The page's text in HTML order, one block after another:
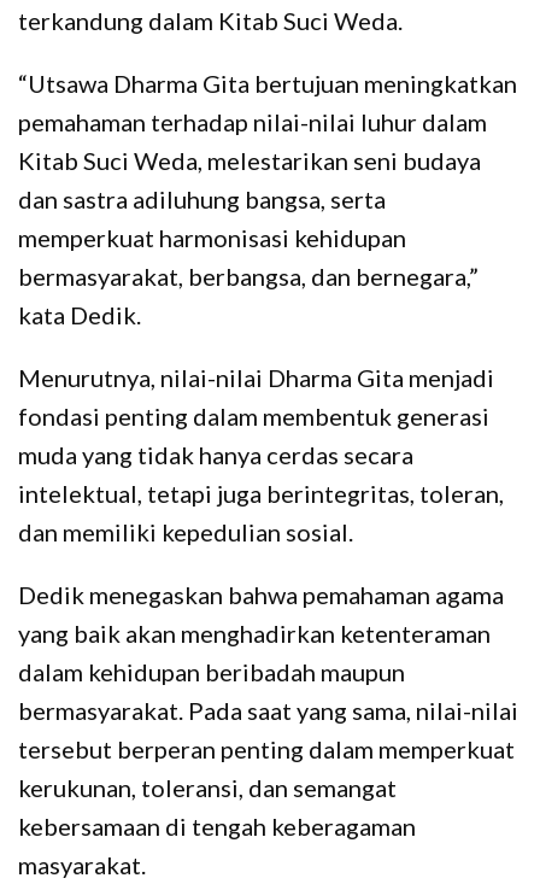
terkandung dalam Kitab Suci Weda.
“Utsawa Dharma Gita bertujuan meningkatkan
pemahaman terhadap nilai-nilai luhur dalam
Kitab Suci Weda, melestarikan seni budaya
dan sastra adiluhung bangsa, serta
memperkuat harmonisasi kehidupan
bermasyarakat, berbangsa, dan bernegara,”
kata Dedik.
Menurutnya, nilai-nilai Dharma Gita menjadi
fondasi penting dalam membentuk generasi
muda yang tidak hanya cerdas secara
intelektual, tetapi juga berintegritas, toleran,
dan memiliki kepedulian sosial.
Dedik menegaskan bahwa pemahaman agama
yang baik akan menghadirkan ketenteraman
dalam kehidupan beribadah maupun
bermasyarakat. Pada saat yang sama, nilai-nilai
tersebut berperan penting dalam memperkuat
kerukunan, toleransi, dan semangat
kebersamaan di tengah keberagaman
masyarakat.